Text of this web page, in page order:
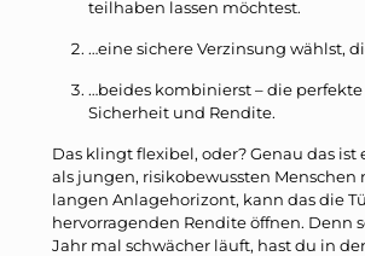
teilhaben lassen möchtest.
…eine sichere Verzinsung wählst,
…beides kombinierst – die
Sicherheit und Rendite.
Das klingt flexibel, oder? Genau das ist
als jungen, risikobewussten Menschen
langen Anlagehorizont, kann das die
hervorragenden Rendite öffnen. Denn
Jahr mal schwächer läuft, hast du in